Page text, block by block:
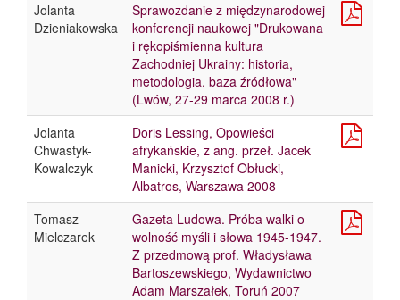
Jolanta
Dzieniakowska
Sprawozdanie z międzynarodowej
konferencji naukowej "Drukowana
i rękopiśmienna kultura
Zachodniej Ukrainy: historia,
metodologia, baza źródłowa"
(Lwów, 27-29 marca 2008 r.)
Jolanta
Chwastyk-
Kowalczyk
Doris Lessing, Opowieści
afrykańskie, z ang. przeł. Jacek
Manicki, Krzysztof Obłucki,
Albatros, Warszawa 2008
Tomasz
Mielczarek
Gazeta Ludowa. Próba walki o
wolność myśli i słowa 1945-1947.
Z przedmową prof. Władysława
Bartoszewskiego, Wydawnictwo
Adam Marszałek, Toruń 2007